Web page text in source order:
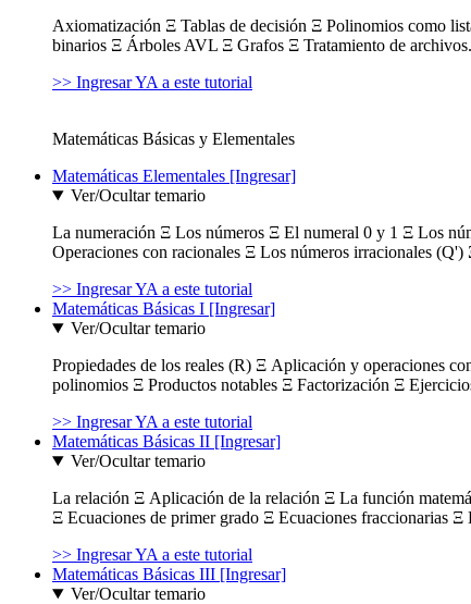
Axiomatización Ξ Tablas de decisión Ξ Polinomios como
binarios Ξ Árboles AVL Ξ Grafos Ξ Tratamiento de archivos.
>> Ingresar YA a este tutorial
Matemáticas Básicas y Elementales
Matemáticas Elementales [Ingresar]
Ver/Ocultar temario
La numeración Ξ Los números Ξ El numeral 0 y 1 Ξ Los
Operaciones con racionales Ξ Los números irracionales
>> Ingresar YA a este tutorial
Matemáticas Básicas I [Ingresar]
Ver/Ocultar temario
Propiedades de los reales (R) Ξ Aplicación y operaciones
polinomios Ξ Productos notables Ξ Factorización Ξ
>> Ingresar YA a este tutorial
Matemáticas Básicas II [Ingresar]
Ver/Ocultar temario
La relación Ξ Aplicación de la relación Ξ La función
Ξ Ecuaciones de primer grado Ξ Ecuaciones fraccionarias
>> Ingresar YA a este tutorial
Matemáticas Básicas III [Ingresar]
Ver/Ocultar temario